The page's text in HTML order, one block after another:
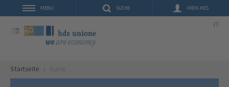
SUCHE MEIN HDS
MENU
IT
Startseite